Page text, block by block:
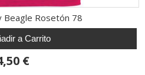
Beagle Rosetón 78
a Carrito
€